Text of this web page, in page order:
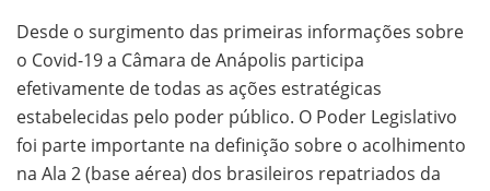
Desde o surgimento das primeiras informações sobre
o Covid-19 a Câmara de Anápolis participa
efetivamente de todas as ações estratégicas
estabelecidas pelo poder público. O Poder Legislativo
foi parte importante na definição sobre o acolhimento
na Ala 2 (base aérea) dos brasileiros repatriados da